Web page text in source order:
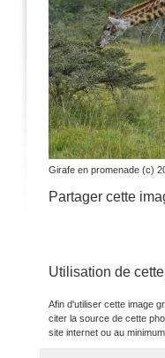
Girafe en promenade (c)
Partager cette
Utilisation de
Afin d'utiliser cette image
citer la source de cette
site internet ou au